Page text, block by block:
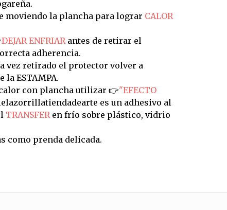
moviendo la plancha para lograr CALOR
DEJAR ENFRIARantes de retirar el
adherencia.
vez retirado el protector volver a
ESTAMPA.
con plancha utilizar 👉"EFECTO
es un adhesivo al
TRANSFERen frío sobre plástico, vidrio
como prenda delicada.